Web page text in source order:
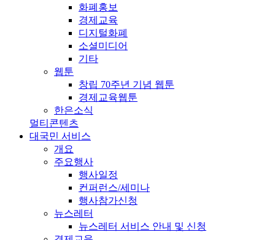
화폐홍보
경제교육
디지털화폐
소셜미디어
기타
웹툰
창립 70주년 기념 웹툰
경제교육웹툰
한은소식
멀티콘텐츠
대국민 서비스
개요
주요행사
행사일정
컨퍼런스/세미나
행사참가신청
뉴스레터
뉴스레터 서비스 안내 및 신청